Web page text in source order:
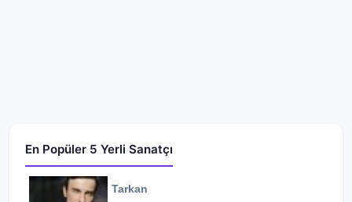
En Popüler 5 Yerli Sanatçı
Tarkan